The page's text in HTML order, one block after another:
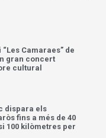
Camaraes” de
gran concert
cultural
dispara els
fins a més de 40
100 kilòmetres per